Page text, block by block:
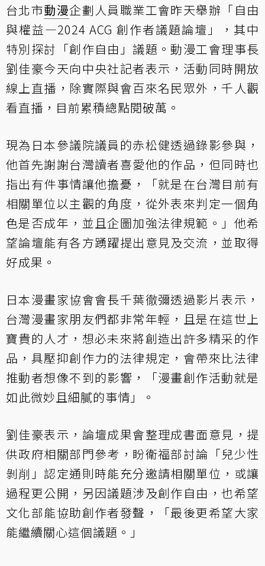
台北市動漫企劃人員職業工會昨天舉辦「自由
與權益—2024 ACG 創作者議題論壇」，其中
特別探討「創作自由」議題。動漫工會理事長
劉佳豪今天向中央社記者表示，活動同時開放
線上直播，除實際與會百來名民眾外，千人觀
看直播，目前累積總點閱破萬。
現為日本參議院議員的赤松健透過錄影參與，
他首先謝謝台灣讀者喜愛他的作品，但同時也
指出有件事情讓他擔憂，「就是在台灣目前有
相關單位以主觀的角度，從外表來判定一個角
色是否成年，並且企圖加強法律規範。」他希
望論壇能有各方踴躍提出意見及交流，並取得
好成果。
日本漫畫家協會會長千葉徹彌透過影片表示，
台灣漫畫家朋友們都非常年輕，且是在這世上
寶貴的人才，想必未來將創造出許多精采的作
品，具壓抑創作力的法律規定，會帶來比法律
推動者想像不到的影響，「漫畫創作活動就是
如此微妙且細膩的事情」。
劉佳豪表示，論壇成果會整理成書面意見，提
供政府相關部門參考，盼衛福部討論「兒少性
剝削」認定通則時能充分邀請相關單位，或讓
過程更公開，另因議題涉及創作自由，也希望
文化部能協助創作者發聲，「最後更希望大家
能繼續關心這個議題。」